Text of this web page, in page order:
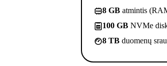
8 GB atmintis
100 GB NVMe
8 TB duomenų